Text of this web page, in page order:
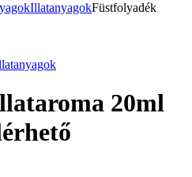
IllatanyagokFüstfolyadék
20ml